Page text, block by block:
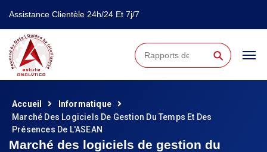
Assistance Clientèle 24h/24 Et 7j/7
⚲
Accueil
Informatique
Marché Des Logiciels De Gestion Du Temps Et Des
Présences De L'ASEAN
Marché des logiciels de gestion du